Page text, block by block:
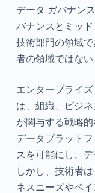
データ ガバナン
バナンスとミッ
技術部門の領域
者の領域ではない
エンタープライ
は、組織、ビジ
が関与する戦略
データプラット
スを可能にし、
しかし、技術者
ネスニーズやペ